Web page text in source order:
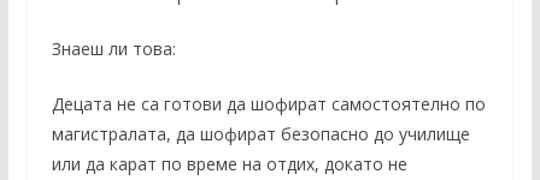
Знаеш ли това:
Децата не са готови да шофират самостоятелно по
магистралата, да шофират безопасно до училище
или да карат по време на отдих, докато не